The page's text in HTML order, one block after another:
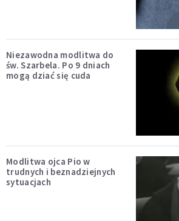
Niezawodna modlitwa do
św. Szarbela. Po 9 dniach
mogą dziać się cuda
Modlitwa ojca Pio w
trudnych i beznadziejnych
sytuacjach